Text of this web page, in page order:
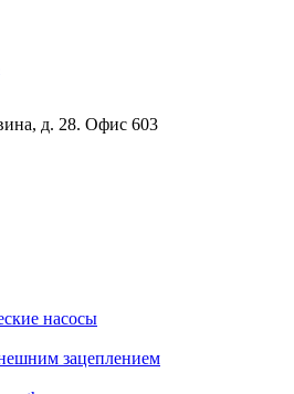
д. 28. Офис 603
насосы
зацеплением